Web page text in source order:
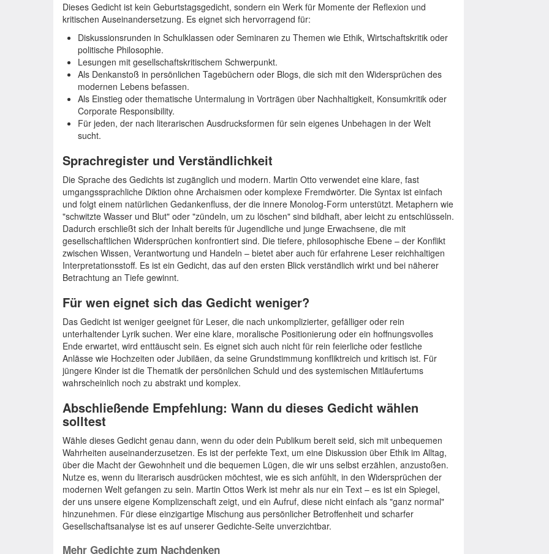
Dieses Gedicht ist kein Geburtstagsgedicht, sondern ein Werk für Momente der Reflexion und
kritischen Auseinandersetzung. Es eignet sich hervorragend für:
Diskussionsrunden in Schulklassen oder Seminaren zu Themen wie Ethik, Wirtschaftskritik oder
politische Philosophie.
Lesungen mit gesellschaftskritischem Schwerpunkt.
Als Denkanstoß in persönlichen Tagebüchern oder Blogs, die sich mit den Widersprüchen des
modernen Lebens befassen.
Als Einstieg oder thematische Untermalung in Vorträgen über Nachhaltigkeit, Konsumkritik oder
Corporate Responsibility.
Für jeden, der nach literarischen Ausdrucksformen für sein eigenes Unbehagen in der Welt
sucht.
Sprachregister und Verständlichkeit
Die Sprache des Gedichts ist zugänglich und modern. Martin Otto verwendet eine klare, fast
umgangssprachliche Diktion ohne Archaismen oder komplexe Fremdwörter. Die Syntax ist einfach
und folgt einem natürlichen Gedankenfluss, der die innere Monolog-Form unterstützt. Metaphern wie
"schwitzte Wasser und Blut" oder "zündeln, um zu löschen" sind bildhaft, aber leicht zu entschlüsseln.
Dadurch erschließt sich der Inhalt bereits für Jugendliche und junge Erwachsene, die mit
gesellschaftlichen Widersprüchen konfrontiert sind. Die tiefere, philosophische Ebene – der Konflikt
zwischen Wissen, Verantwortung und Handeln – bietet aber auch für erfahrene Leser reichhaltigen
Interpretationsstoff. Es ist ein Gedicht, das auf den ersten Blick verständlich wirkt und bei näherer
Betrachtung an Tiefe gewinnt.
Für wen eignet sich das Gedicht weniger?
Das Gedicht ist weniger geeignet für Leser, die nach unkomplizierter, gefälliger oder rein
unterhaltender Lyrik suchen. Wer eine klare, moralische Positionierung oder ein hoffnungsvolles
Ende erwartet, wird enttäuscht sein. Es eignet sich auch nicht für rein feierliche oder festliche
Anlässe wie Hochzeiten oder Jubiläen, da seine Grundstimmung konfliktreich und kritisch ist. Für
jüngere Kinder ist die Thematik der persönlichen Schuld und des systemischen Mitläufertums
wahrscheinlich noch zu abstrakt und komplex.
Abschließende Empfehlung: Wann du dieses Gedicht wählen
solltest
Wähle dieses Gedicht genau dann, wenn du oder dein Publikum bereit seid, sich mit unbequemen
Wahrheiten auseinanderzusetzen. Es ist der perfekte Text, um eine Diskussion über Ethik im Alltag,
über die Macht der Gewohnheit und die bequemen Lügen, die wir uns selbst erzählen, anzustoßen.
Nutze es, wenn du literarisch ausdrücken möchtest, wie es sich anfühlt, in den Widersprüchen der
modernen Welt gefangen zu sein. Martin Ottos Werk ist mehr als nur ein Text – es ist ein Spiegel,
der uns unsere eigene Komplizenschaft zeigt, und ein Aufruf, diese nicht einfach als "ganz normal"
hinzunehmen. Für diese einzigartige Mischung aus persönlicher Betroffenheit und scharfer
Gesellschaftsanalyse ist es auf unserer Gedichte-Seite unverzichtbar.
Mehr Gedichte zum Nachdenken